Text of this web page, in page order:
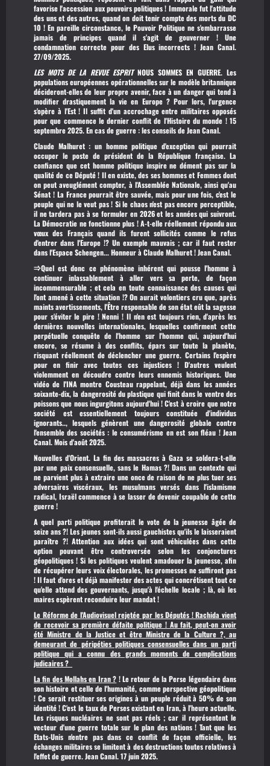
favorise l'accession aux pouvoirs politiques ! Immorale fut l'attitude
des uns et des autres, quand on doit tenir compte des morts du DC
10 ! En pareille circonstance, le Pouvoir Politique ne s'embarrasse
jamais de principes quand il s'agit de gouverner ! Une
condamnation correcte pour des Elus incorrects !Jean Canal.
27/09/2025.
LES MOTS DE LA REVUE ESPRIT NOUS SOMMES EN GUERRE. Les
populations européennes opérationnelles sur le modèle britannique
décideront-elles de leur propre avenir, face à un danger qui tend à
modifier drastiquement la vie en Europe ? Pour lors, l'urgence
s'opère à l'Est ! Il suffit d'un accrochage entre militaires opposés
pour que commence le dernier conflit de l'Histoire du monde ! 15
septembre 2025.En cas de guerre : les conseils de Jean Canal.
Claude Malhuret : un homme politique d'exception qui pourrait
occuper le poste de président de la République française. La
confiance que cet homme politique inspire ne dément pas sur la
qualité de ce Député ! Il en existe, des ses hommes et Femmes dont
on peut aveuglément compter, à l'Assemblée Nationale, ainsi qu'au
Sénat ! La France pourrait être sauvée, mais pour une fois, c'est le
peuple qui ne le veut pas ! Si le chaos n'est pas encore perceptible,
il ne tardera pas à se formuler en 2026 et les années qui suivront.
La Démocratie ne fonctionne plus ! A-t-elle réellement répondu aux
vœux des Français quand ils furent sollicités comme le refus
d'entrer dans l'Europe !? Un exemple mauvais ; car il faut rester
dans l'Espace Schengen... Honneur à Claude Malhuret ! Jean Canal.
⇒Quel est donc ce phénomène inhérent qui pousse l'homme à
continuer inlassablement à aller vers sa perte, de façon
incommensurable ; et cela en toute connaissance des causes qui
l'ont amené à cette situation !? On aurait volontiers cru que, après
maints avertissements, l'Être responsable de son état eût la sagesse
pour s'éviter le pire ! Nenni ! Il n'en est toujours rien, d'après les
dernières nouvelles internationales, lesquelles confirment cette
perpétuelle conquête de l'homme sur l'homme qui, aujourd'hui
encore, se résume à des conflits, épars sur toute la planète,
risquant réellement de déclencher une guerre. Certains l'espère
pour en finir avec toutes ces injustices ! D'autres veulent
violemment en découdre contre leurs ennemis historiques. Une
vidéo de l'INA montre Cousteau rappelant, déjà dans les années
soixante-dix, la dangerosité du plastique qui finit dans le ventre des
poissons que nous ingurgitons aujourd'hui ! C'est à croire que notre
société est essentiellement toujours constituée d'individus
ignorants.., lesquels génèrent une dangerosité globale contre
l'ensemble des sociétés : le consumérisme en est son fléau ! Jean
Canal. Mois d'août 2025.
Nouvelles d'Orient. La fin des massacres à Gaza se soldera-t-elle
par une paix consensuelle, sans le Hamas ?! Dans un contexte qui
ne parvient plus à extraire une once de raison de ne plus tuer ses
adversaires viscéraux, les musulmans versés dans l'islamisme
radical, Israël commence à se lasser de devenir coupable de cette
guerre !
A quel parti politique profiterait le vote de la jeunesse âgée de
seize ans ?! Les jeunes sont-ils aussi gauchistes qu'ils le laisseraient
paraître ?! Attention aux idées qui sont véhiculées dans cette
option pouvant être controversée selon les conjonctures
géopolitiques ! Si les politiques veulent amadouer la jeunesse, afin
de récupérer leurs voix électorales, les promesses ne suffiront pas
! Il faut d'ores et déjà manifester des actes qui concrétisent tout ce
qu'elle attend des gouvernants, jusqu'à l'échelle locale ; là, où les
maires espèrent reconduire leur mandat !
Le Réforme de l'Audiovisuel rejetée par les Députés ! Rachida vient
de recevoir sa première défaite politique ! Au fait, peut-on avoir
été Ministre de la Justice et être Ministre de la Culture ?, au
demeurant de péripéties politiques consensuelles dans un parti
politique qui a connu des grands moments de complications
judicaires ?
La fin des Mollahs en Iran ? ! Le retour de la Perse légendaire dans
son histoire et celle de l'humanité, comme perspective géopolitique
! Ce serait restituer ses origines à un peuple réduit à 50% de son
identité ! C'est le taux de Perses existant en Iran, à l'heure actuelle.
Les risques nucléaires ne sont pas réels ; car il représentent le
vecteur d'une guerre totale sur le plan des nations ! Tant que les
Etats-Unis n'entre pas dans ce conflit de façon officielle, les
échanges militaires se limitent à des destructions toutes relatives à
l'effet de guerre.Jean Canal. 17 juin 2025.